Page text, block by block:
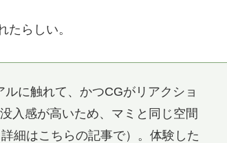
らしい。
に触れて、かつCGがリアクショ
入感が高いため、マミと同じ空間
細はこちらの記事で）。体験した